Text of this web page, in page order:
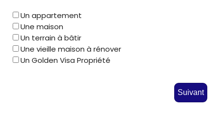
Un appartement
Une maison
Un terrain à bâtir
Une vieille maison à rénover
Un Golden Visa Propriété
Suivant